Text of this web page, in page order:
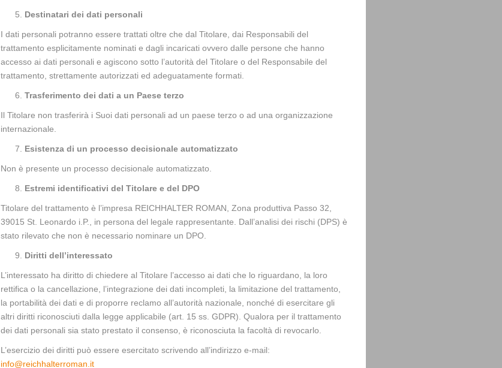
Destinatari dei dati personali
I dati personali potranno essere trattati oltre che dal Titolare, dai Responsabili del
trattamento esplicitamente nominati e dagli incaricati ovvero dalle persone che hanno
accesso ai dati personali e agiscono sotto l’autorità del Titolare o del Responsabile del
trattamento, strettamente autorizzati ed adeguatamente formati.
Trasferimento dei dati a un Paese terzo
Il Titolare non trasferirà i Suoi dati personali ad un paese terzo o ad una organizzazione
internazionale.
Esistenza di un processo decisionale automatizzato
Non è presente un processo decisionale automatizzato.
Estremi identificativi del Titolare e del DPO
Titolare del trattamento è l’impresa REICHHALTER ROMAN, Zona produttiva Passo 32,
39015 St. Leonardo i.P., in persona del legale rappresentante. Dall’analisi dei rischi (DPS) è
stato rilevato che non è necessario nominare un DPO.
Diritti dell’interessato
L’interessato ha diritto di chiedere al Titolare l’accesso ai dati che lo riguardano, la loro
rettifica o la cancellazione, l’integrazione dei dati incompleti, la limitazione del trattamento,
la portabilità dei dati e di proporre reclamo all’autorità nazionale, nonché di esercitare gli
altri diritti riconosciuti dalla legge applicabile (art. 15 ss. GDPR). Qualora per il trattamento
dei dati personali sia stato prestato il consenso, è riconosciuta la facoltà di revocarlo.
L’esercizio dei diritti può essere esercitato scrivendo all’indirizzo e-mail:
info@reichhalterroman.it